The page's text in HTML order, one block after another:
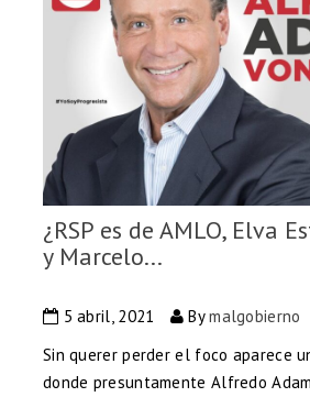
¿RSP es de AMLO, Elva
y Marcelo...
5 abril, 2021 Bymalgobierno
Sin querer perder el foco aparece
donde presuntamente Alfredo